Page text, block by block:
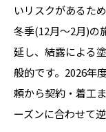
いリスクがあるた
冬季(12月〜2月)の
延し、結露による
般的です。2026年
頼から契約・着工
ーズンに合わせて